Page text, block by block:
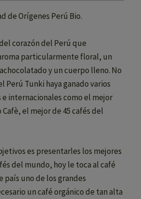
de Orígenes Perú Bio.
corazón del Perú que
particularmente floral, un
y un cuerpo lleno. No
Perú Tunki haya ganado varios
e internacionales como el mejor
el mejor de 45 cafés del
es presentarles los mejores
del mundo, hoy le toca al café
país uno de los grandes
un café orgánico de tan alta